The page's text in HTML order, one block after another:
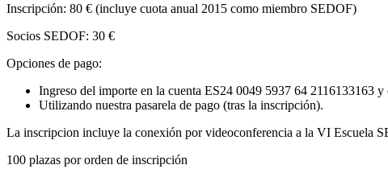
Inscripción: 80 € (incluye cuota anual 2015 como miembro SEDOF)
Socios SEDOF: 30 €
Opciones de pago:
Ingreso del importe en la cuenta ES24 0049 5937 64 2116133163
Utilizando nuestra pasarela de pago (tras la inscripción).
La inscripcion incluye la conexión por videoconferencia a la VI Escuela
100 plazas por orden de inscripción